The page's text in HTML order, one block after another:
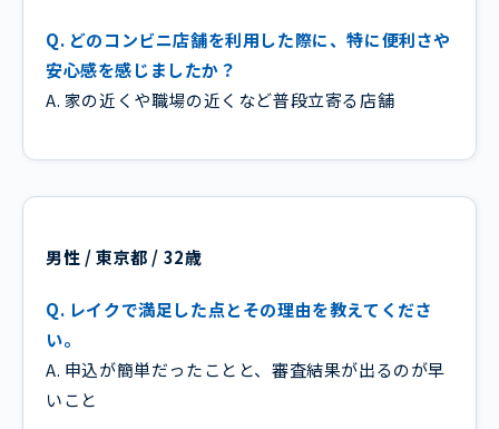
Q. どのコンビニ店舗を利用した際に、特に便利さや
安心感を感じましたか？
A. 家の近くや職場の近くなど普段立寄る店舗
男性 / 東京都 / 32歳
Q. レイクで満足した点とその理由を教えてくださ
い。
A. 申込が簡単だったことと、審査結果が出るのが早
いこと